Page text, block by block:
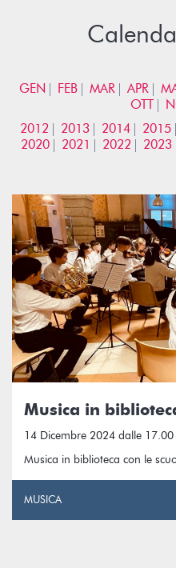
GEN FEB MAR APR
OTT
2012
2013 2014 2015
2020
2021 2022 2023
Musica in
14 Dicembre 2024 dalle
Musica in biblioteca con le
MUSICA